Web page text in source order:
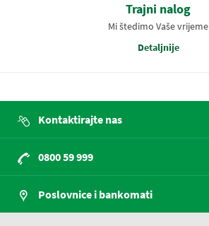
Trajni nalog
Mi štedimo Vaše vrijeme
Detaljnije
Kontaktirajte nas
0800 59 999
Poslovnice i bankomati